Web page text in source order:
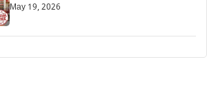
May 19, 2026